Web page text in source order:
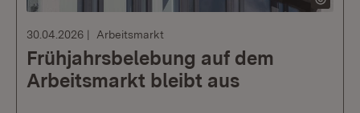
30.04.2026 Arbeitsmarkt
Frühjahrsbelebung auf dem
Arbeitsmarkt bleibt aus